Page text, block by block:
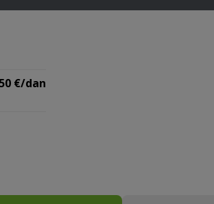
€/dan